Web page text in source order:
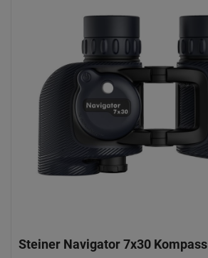
Steiner Navigator 7x30 Kompass